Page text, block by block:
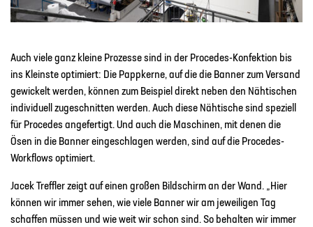
Auch viele ganz kleine Prozesse sind in der Procedes-Konfektion bis
ins Kleinste optimiert: Die Pappkerne, auf die die Banner zum Versand
gewickelt werden, können zum Beispiel direkt neben den Nähtischen
individuell zugeschnitten werden. Auch diese Nähtische sind speziell
für Procedes angefertigt. Und auch die Maschinen, mit denen die
Ösen in die Banner eingeschlagen werden, sind auf die Procedes-
Workflows optimiert.
Jacek Treffler zeigt auf einen großen Bildschirm an der Wand. „Hier
können wir immer sehen, wie viele Banner wir am jeweiligen Tag
schaffen müssen und wie weit wir schon sind. So behalten wir immer